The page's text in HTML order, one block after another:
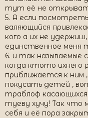
тут её не
5. А если
валяющийся
кого а их не
единственное меня
6. и так называемые
когда ктото ихнего
приближается к ним
покусать детей ,
траблоф
туеву хучу! Так что
себя и её пора